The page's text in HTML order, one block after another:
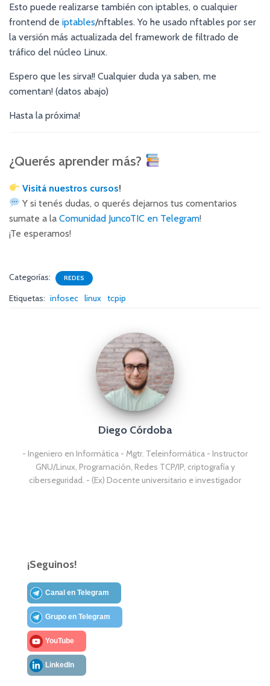
Esto puede realizarse también con iptables, o cualquier
frontend de iptables/nftables. Yo he usado nftables por ser
la versión más actualizada del framework de filtrado de
tráfico del núcleo Linux.
Espero que les sirva!! Cualquier duda ya saben, me
comentan! (datos abajo)
Hasta la próxima!
¿Querés aprender más?
Visitá nuestros cursos!
Y si tenés dudas, o querés dejarnos tus comentarios
sumate a la Comunidad JuncoTIC en Telegram!
¡Te esperamos!
Categorías: REDES
Etiquetas: infosec linux tcpip
Diego Córdoba
- Ingeniero en Informática - Mgtr. Teleinformática - Instructor
GNU/Linux, Programación, Redes TCP/IP, criptografía y
ciberseguridad. - (Ex) Docente universitario e investigador
¡Seguinos!
Canal en Telegram
Grupo en Telegram
YouTube
LinkedIn